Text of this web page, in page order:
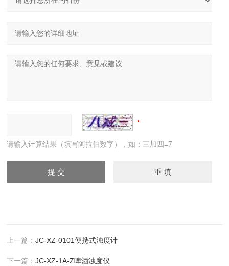
请输入计算结果（填写阿拉伯数字），如：三加四=7
上一篇：JC-XZ-0101便携式浊度计
下一篇：JC-XZ-1A-Z啤酒浊度仪